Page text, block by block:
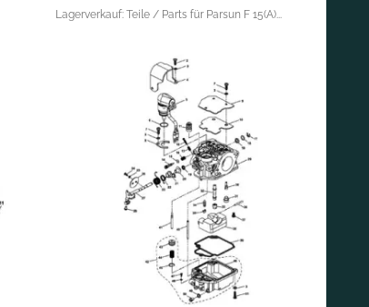
Lagerverkauf: Teile / Parts für Parsun F 15(A)...